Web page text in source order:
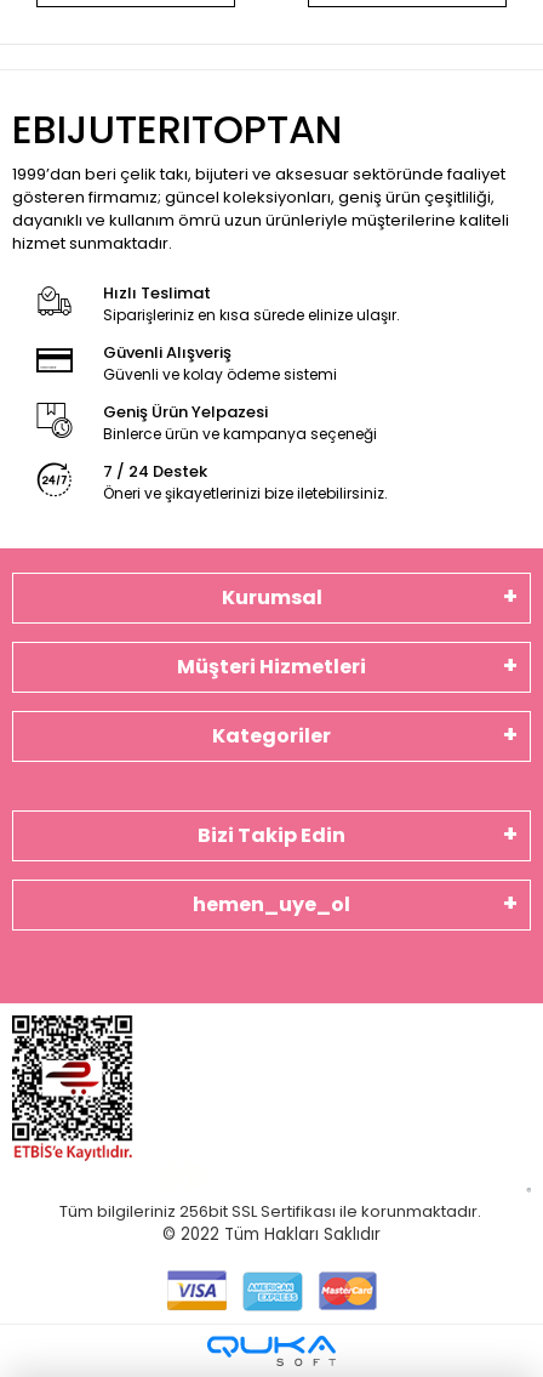
EBIJUTERITOPTAN
1999’dan beri çelik takı, bijuteri ve aksesuar sektöründe faaliyet
gösteren firmamız; güncel koleksiyonları, geniş ürün çeşitliliği,
dayanıklı ve kullanım ömrü uzun ürünleriyle müşterilerine kaliteli
hizmet sunmaktadır.
Hızlı Teslimat
Siparişleriniz en kısa sürede elinize ulaşır.
Güvenli Alışveriş
Güvenli ve kolay ödeme sistemi
Geniş Ürün Yelpazesi
Binlerce ürün ve kampanya seçeneği
7 / 24 Destek
Öneri ve şikayetlerinizi bize iletebilirsiniz.
Kurumsal
Müşteri Hizmetleri
Kategoriler
Bizi Takip Edin
hemen_uye_ol
Tüm bilgileriniz 256bit SSL Sertifikası ile korunmaktadır.
© 2022 Tüm Hakları Saklıdır